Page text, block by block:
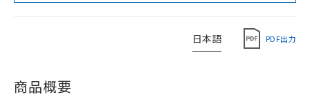
日本語 PDF出力
商品概要